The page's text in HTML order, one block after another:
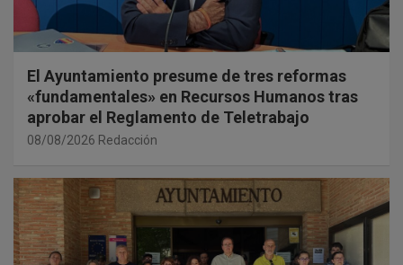
El Ayuntamiento presume de tres reformas
«fundamentales» en Recursos Humanos tras
aprobar el Reglamento de Teletrabajo
08/08/2026 Redacción